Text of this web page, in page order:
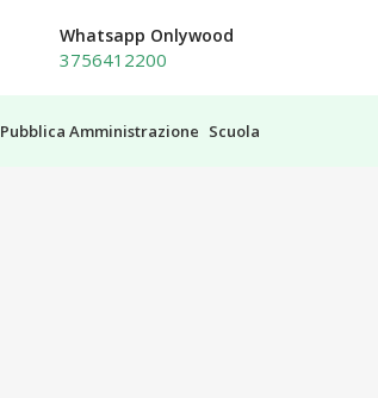
Whatsapp Onlywood
3756412200
Pubblica Amministrazione Scuola